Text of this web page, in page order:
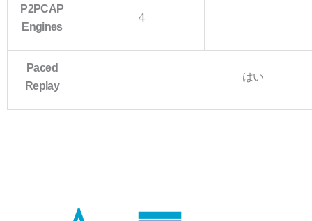
P2PCAP
Engines
4
Paced
Replay
はい